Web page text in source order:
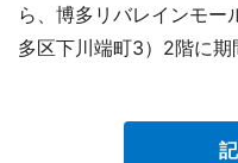
ら、博多リバレインモー
多区下川端町3）2階に期